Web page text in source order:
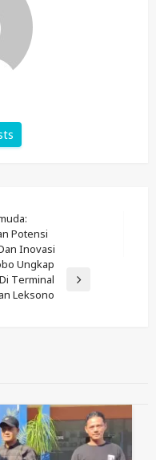
Potensi
Inovasi
Ungkap
Terminal
Leksono